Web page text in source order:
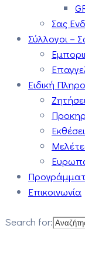
Σας
Σύλλογοι –
Ειδική
Επικοινωνία
Search for: